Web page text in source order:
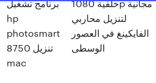
برنامج تشغيل
hp
photosmart
8750 تنزيل
mac
خلفية 1080p مجانية
لتنزيل محاربي
الفايكينغ في العصور
الوسطى